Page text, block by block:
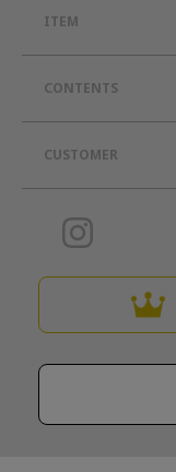
ITEM
CONTENTS
CUSTOMER